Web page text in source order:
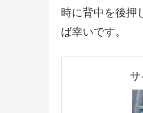
時に背中を後押
ば幸いです。
サ